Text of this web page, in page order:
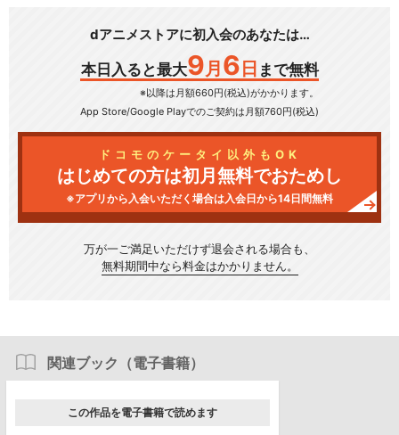
dアニメストアに初入会のあなたは…
本日入ると最大9 月 6 日 まで無料
※以降は月額660円(税込)がかかります。
App Store/Google Playでのご契約は月額760円(税込)
ドコモのケータイ以外もOK
はじめての方は初月無料でおためし
※アプリから入会いただく場合は入会日から14日間無料
万が一ご満足いただけず退会される場合も、
無料期間中なら料金はかかりません。
関連ブック（電子書籍）
この作品を電子書籍で読めます